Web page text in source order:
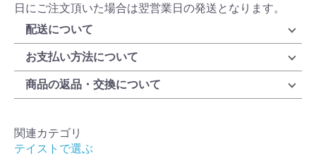
日にご注文頂いた場合は翌営業日の発送となります。
配送について
お支払い方法について
商品の返品・交換について
関連カテゴリ
テイストで選ぶ